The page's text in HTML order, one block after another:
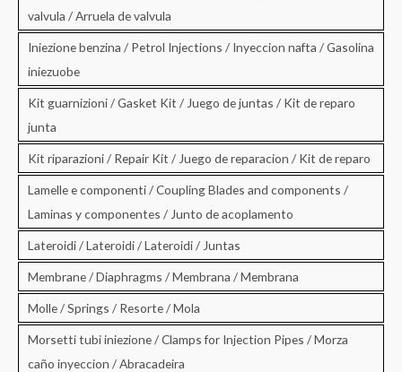
valvula / Arruela de valvula
Iniezione benzina / Petrol Injections / Inyeccion nafta / Gasolina
iniezuobe
Kit guarnizioni / Gasket Kit / Juego de juntas / Kit de reparo
junta
Kit riparazioni / Repair Kit / Juego de reparacion / Kit de reparo
Lamelle e componenti / Coupling Blades and components /
Laminas y componentes / Junto de acoplamento
Lateroidi / Lateroidi / Lateroidi / Juntas
Membrane / Diaphragms / Membrana / Membrana
Molle / Springs / Resorte / Mola
Morsetti tubi iniezione / Clamps for Injection Pipes / Morza
caño inyeccion / Abracadeira